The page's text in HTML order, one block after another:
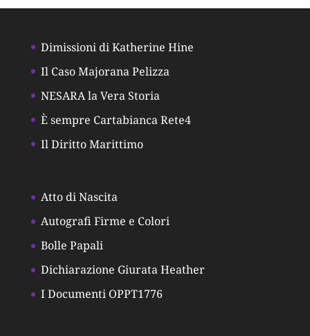
Dimissioni di Katherine Hine
Il Caso Majorana Pelizza
NESARA la Vera Storia
È sempre Cartabianca Rete4
Il Diritto Marittimo
Atto di Nascita
Autografi Firme e Colori
Bolle Papali
Dichiarazione Giurata Heather
I Documenti OPPT1776